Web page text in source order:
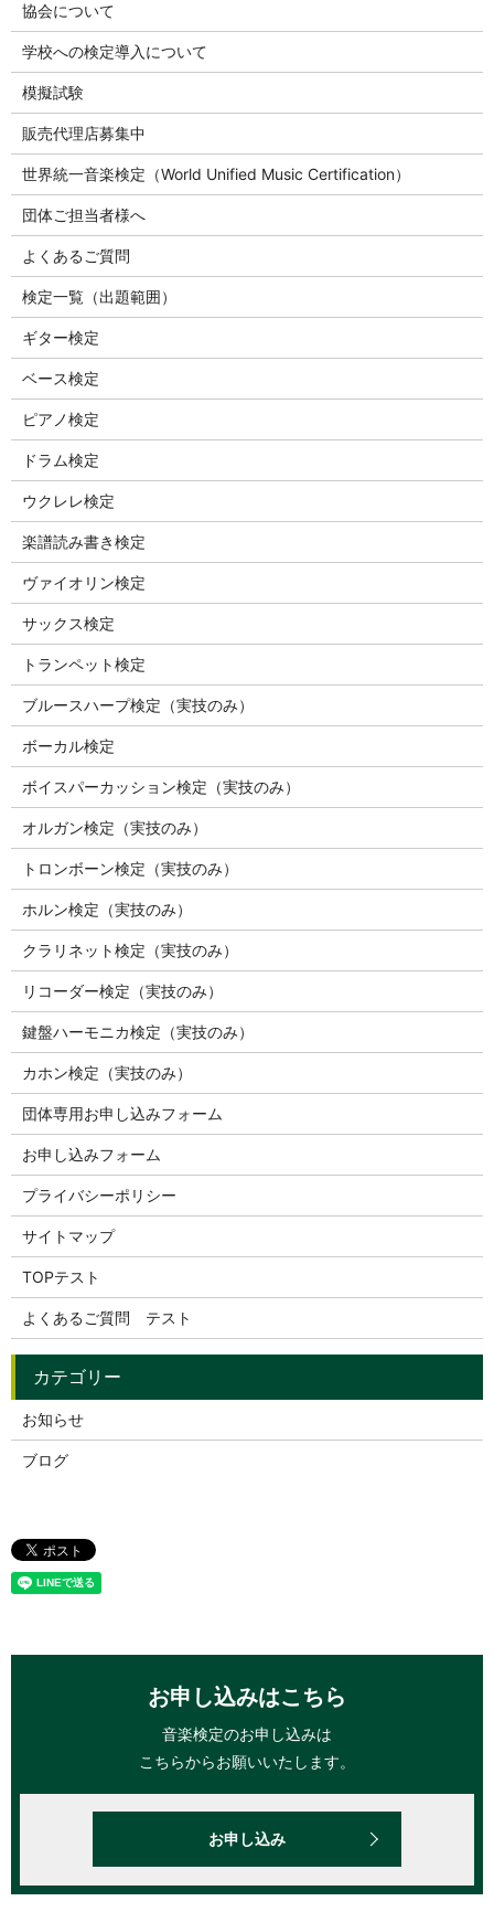
協会について
学校への検定導入について
模擬試験
販売代理店募集中
世界統一音楽検定（World Unified Music Certification）
団体ご担当者様へ
よくあるご質問
検定一覧（出題範囲）
ギター検定
ベース検定
ピアノ検定
ドラム検定
ウクレレ検定
楽譜読み書き検定
ヴァイオリン検定
サックス検定
トランペット検定
ブルースハープ検定（実技のみ）
ボーカル検定
ボイスパーカッション検定（実技のみ）
オルガン検定（実技のみ）
トロンボーン検定（実技のみ）
ホルン検定（実技のみ）
クラリネット検定（実技のみ）
リコーダー検定（実技のみ）
鍵盤ハーモニカ検定（実技のみ）
カホン検定（実技のみ）
団体専用お申し込みフォーム
お申し込みフォーム
プライバシーポリシー
サイトマップ
TOPテスト
よくあるご質問 テスト
お知らせ
ブログ
お申し込みはこちら
音楽検定のお申し込みは
こちらからお願いいたします。
お申し込み